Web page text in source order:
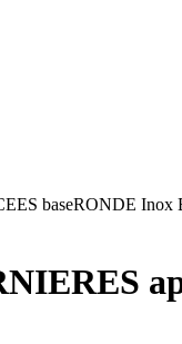
baseRONDE Inox